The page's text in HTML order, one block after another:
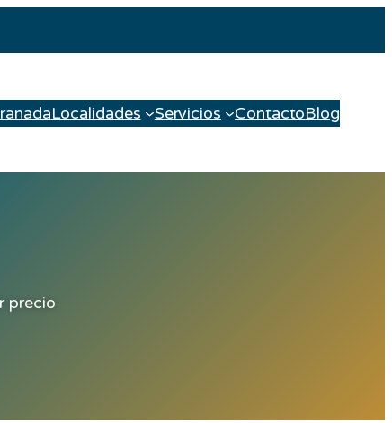
Localidades Servicios ContactoBlog
precio